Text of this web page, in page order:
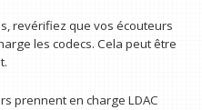
revérifiez que vos écouteurs
les codecs. Cela peut être
prennent en charge LDAC